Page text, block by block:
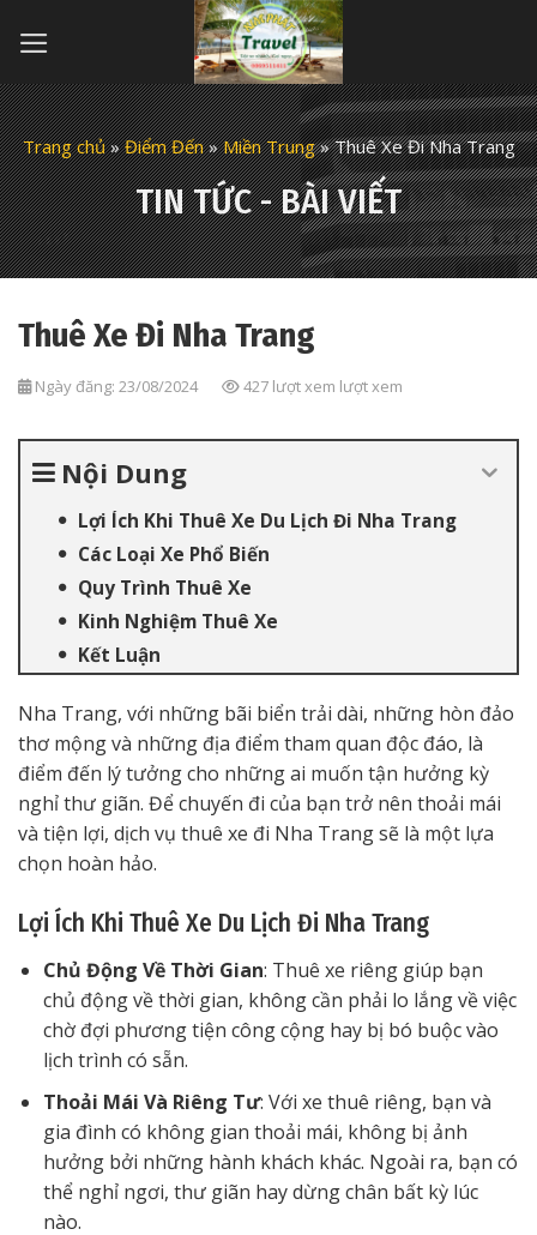
Trang chủ»Điểm Đến»Miền Trung»Thuê Xe Đi Nha Trang
TIN TỨC - BÀI VIẾT
Thuê Xe Đi Nha Trang
Ngày đăng: 23/08/2024 427 lượt xem lượt xem
Nội Dung
Lợi Ích Khi Thuê Xe Du Lịch Đi Nha Trang
Các Loại Xe Phổ Biến
Quy Trình Thuê Xe
Kinh Nghiệm Thuê Xe
Kết Luận
Nha Trang, với những bãi biển trải dài, những hòn đảo
thơ mộng và những địa điểm tham quan độc đáo, là
điểm đến lý tưởng cho những ai muốn tận hưởng kỳ
nghỉ thư giãn. Để chuyến đi của bạn trở nên thoải mái
và tiện lợi, dịch vụ thuê xe đi Nha Trang sẽ là một lựa
chọn hoàn hảo.
Lợi Ích Khi Thuê Xe Du Lịch Đi Nha Trang
Chủ Động Về Thời Gian: Thuê xe riêng giúp bạn
chủ động về thời gian, không cần phải lo lắng về việc
chờ đợi phương tiện công cộng hay bị bó buộc vào
lịch trình có sẵn.
Thoải Mái Và Riêng Tư: Với xe thuê riêng, bạn và
gia đình có không gian thoải mái, không bị ảnh
hưởng bởi những hành khách khác. Ngoài ra, bạn có
thể nghỉ ngơi, thư giãn hay dừng chân bất kỳ lúc
nào.